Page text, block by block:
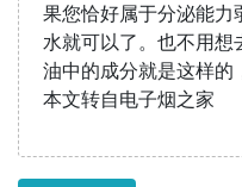
果您恰好属于分泌能力
水就可以了。也不用想
油中的成分就是这样的
本文转自电子烟之家